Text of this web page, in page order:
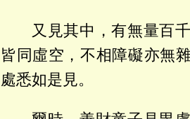
又見其中，有無量百
皆同虛空，不相障礙亦無
處悉如是見。